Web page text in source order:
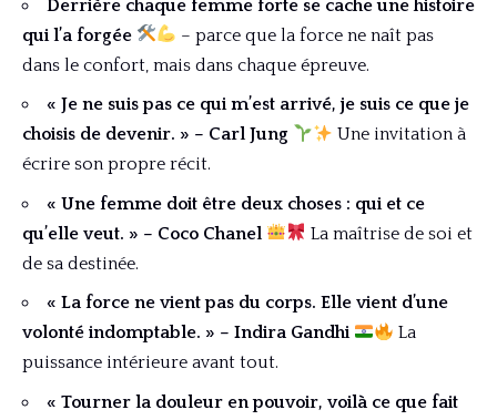
Derrière chaque femme forte se cache une histoire
qui l’a forgée
– parce que la force ne naît pas
dans le confort, mais dans chaque épreuve.
« Je ne suis pas ce qui m’est arrivé, je suis ce que je
choisis de devenir. » – Carl Jung
Une invitation à
écrire son propre récit.
« Une femme doit être deux choses : qui et ce
qu’elle veut. » – Coco Chanel
La maîtrise de soi et
de sa destinée.
« La force ne vient pas du corps. Elle vient d’une
volonté indomptable. » – Indira Gandhi
La
puissance intérieure avant tout.
« Tourner la douleur en pouvoir, voilà ce que fait